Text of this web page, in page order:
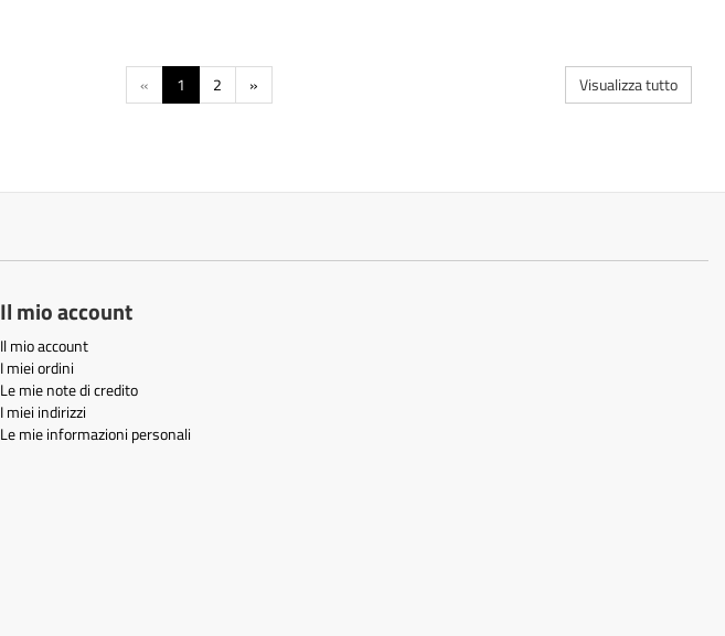
« 1 2 » Visualizza tutto
Il mio account
Il mio account
I miei ordini
Le mie note di credito
I miei indirizzi
Le mie informazioni personali